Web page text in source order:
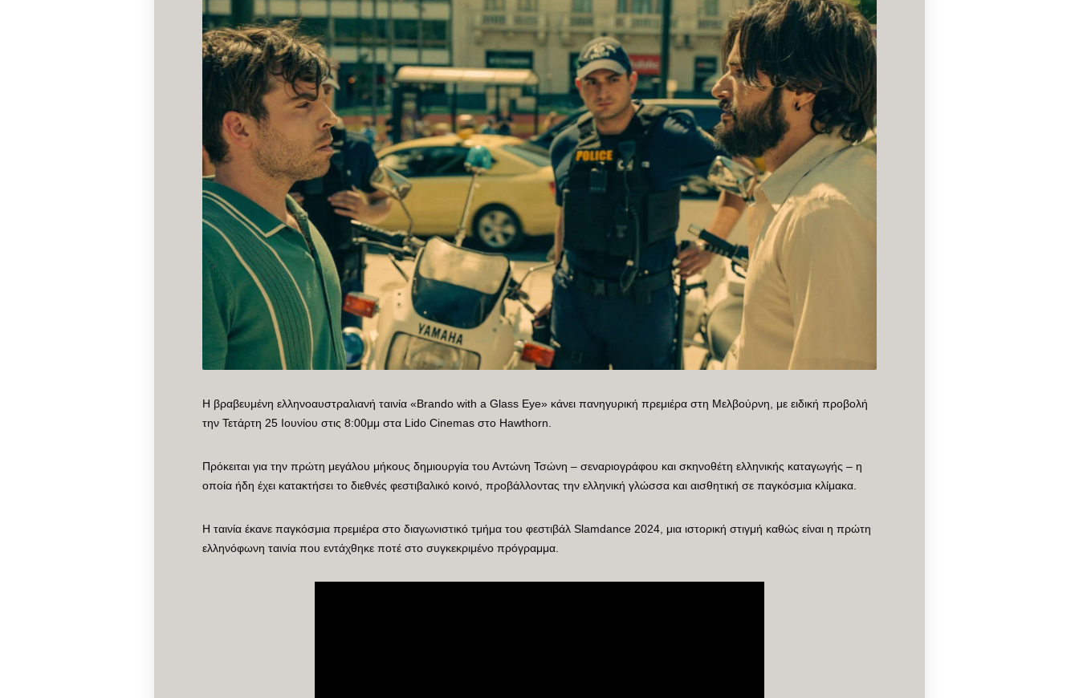
Η βραβευμένη ελληνοαυστραλιανή ταινία «Brando with a Glass Eye» κάνει πανηγυρική πρεμιέρα στη Μελβούρνη, με ειδική προβολή
την Τετάρτη 25 Ιουνίου στις 8:00μμ στα Lido Cinemas στο Hawthorn.
Πρόκειται για την πρώτη μεγάλου μήκους δημιουργία του Αντώνη Τσώνη – σεναριογράφου και σκηνοθέτη ελληνικής καταγωγής – η
οποία ήδη έχει κατακτήσει το διεθνές φεστιβαλικό κοινό, προβάλλοντας την ελληνική γλώσσα και αισθητική σε παγκόσμια κλίμακα.
Η ταινία έκανε παγκόσμια πρεμιέρα στο διαγωνιστικό τμήμα του φεστιβάλ Slamdance 2024, μια ιστορική στιγμή καθώς είναι η πρώτη
ελληνόφωνη ταινία που εντάχθηκε ποτέ στο συγκεκριμένο πρόγραμμα.